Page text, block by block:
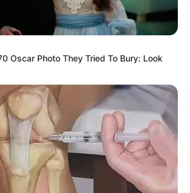
Oscar Photo They Tried To Bury: Look